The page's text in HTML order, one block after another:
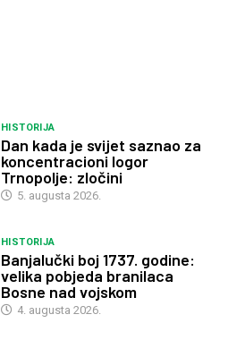
HISTORIJA
Dan kada je svijet saznao za
koncentracioni logor
Trnopolje: zločini
5. augusta 2026.
HISTORIJA
Banjalučki boj 1737. godine:
velika pobjeda branilaca
Bosne nad vojskom
4. augusta 2026.